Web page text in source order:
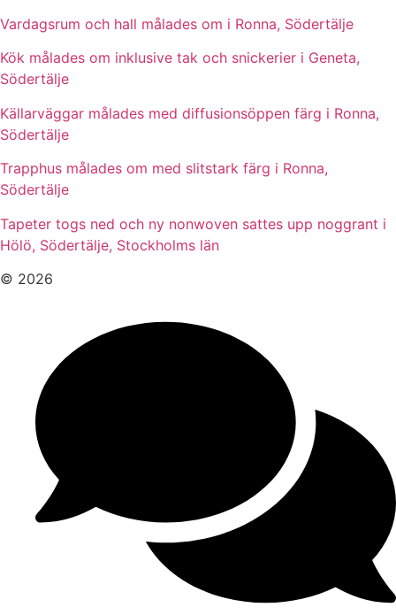
Vardagsrum och hall målades om i Ronna, Södertälje
Kök målades om inklusive tak och snickerier i Geneta,
Södertälje
Källarväggar målades med diffusionsöppen färg i Ronna,
Södertälje
Trapphus målades om med slitstark färg i Ronna,
Södertälje
Tapeter togs ned och ny nonwoven sattes upp noggrant i
Hölö, Södertälje, Stockholms län
© 2026